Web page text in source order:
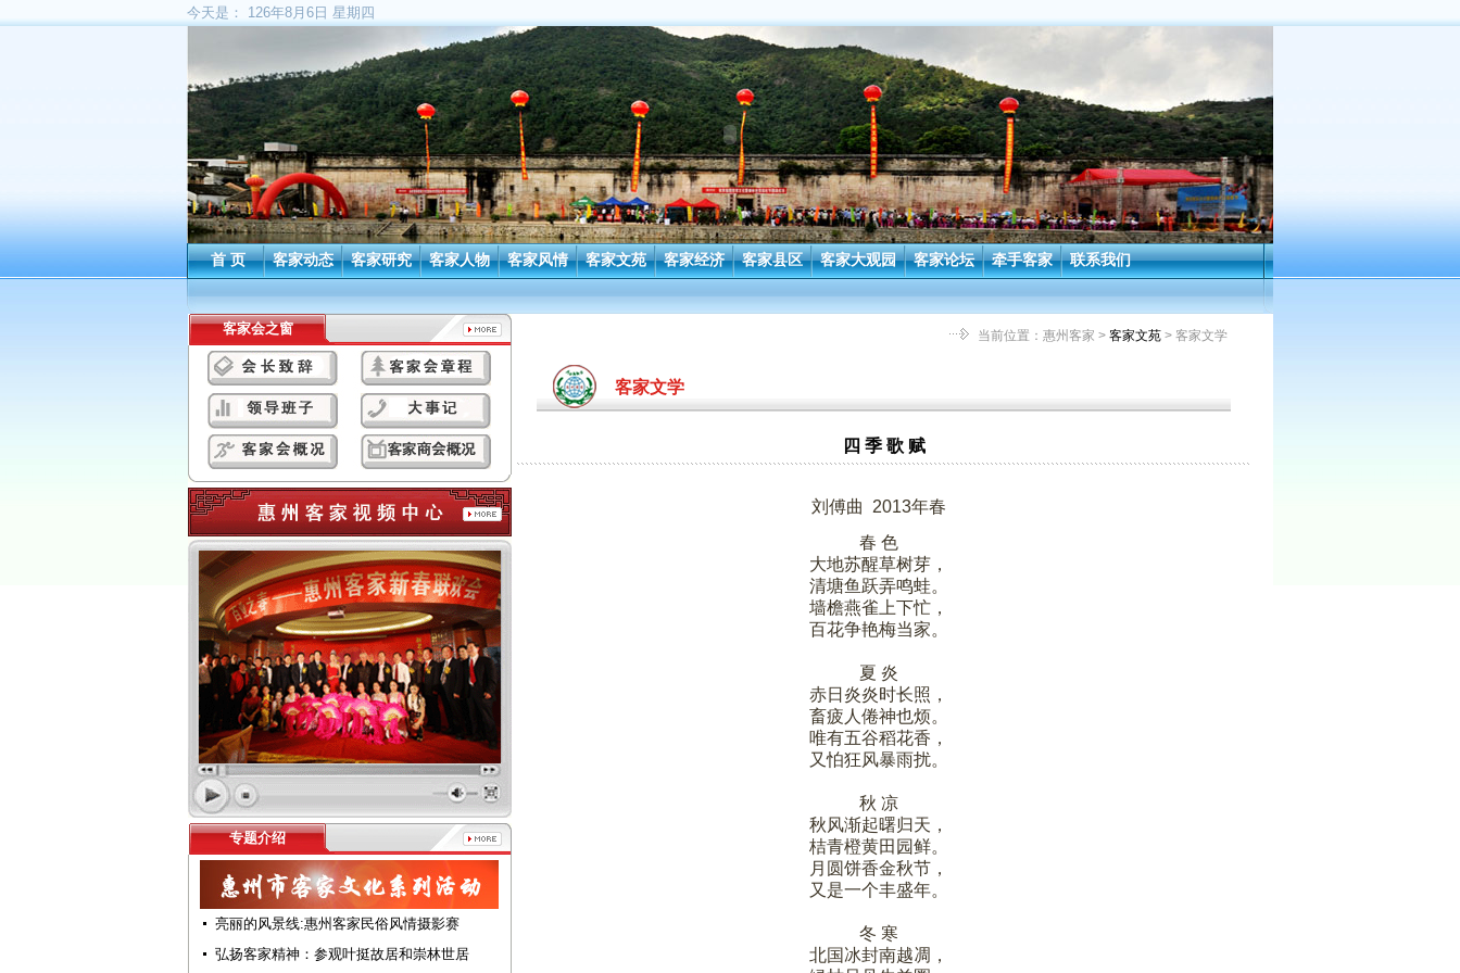
今天是： 126年8月6日 星期四
首 页 客家动态 客家研究 客家人物 客家风情 客家文苑 客家经济 客家县区 客家大观园 客家论坛 牵手客家 联系我们
客家会之窗
专题介绍
亮丽的风景线:惠州客家民俗风情摄影赛
弘扬客家精神：参观叶挺故居和崇林世居
当前位置：惠州客家 >客家文苑 > 客家文学
客家文学
四 季 歌 赋
刘傅曲 2013年春
春 色
大地苏醒草树芽，
清塘鱼跃弄鸣蛙。
墙檐燕雀上下忙，
百花争艳梅当家。
夏 炎
赤日炎炎时长照，
畜疲人倦神也烦。
唯有五谷稻花香，
又怕狂风暴雨扰。
秋 凉
秋风渐起曙归天，
桔青橙黄田园鲜。
月圆饼香金秋节，
又是一个丰盛年。
冬 寒
北国冰封南越凋，